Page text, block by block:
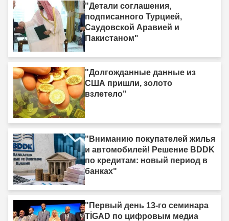
"Детали соглашения,
подписанного Турцией,
Саудовской Аравией и
Пакистаном"
"Долгожданные данные из
США пришли, золото
взлетело"
"Вниманию покупателей жилья
и автомобилей! Решение BDDK
по кредитам: новый период в
банках"
"Первый день 13-го семинара
TİGAD по цифровым медиа